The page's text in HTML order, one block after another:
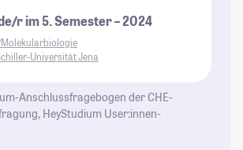
r im 5. Semester – 2024
Universität Jena
Anschlussfragebogen der CHE-
HeyStudium User:innen-